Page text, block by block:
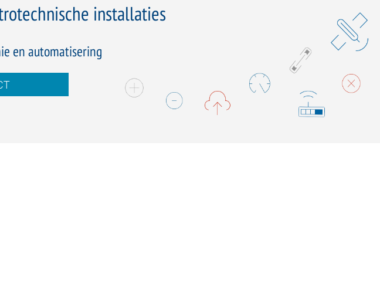
installaties
en automatisering